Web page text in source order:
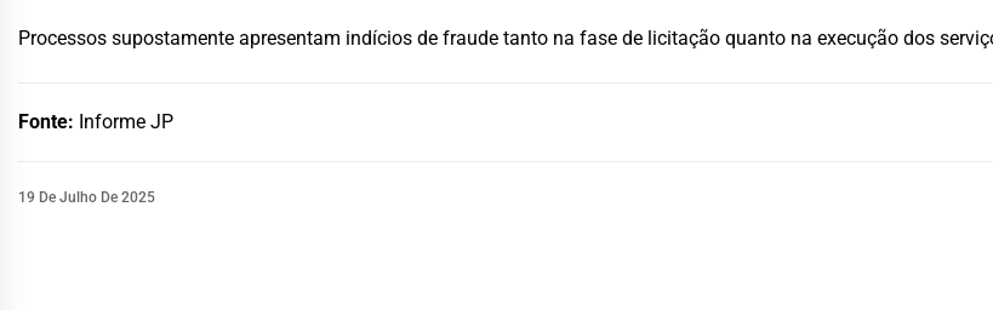
Processos supostamente apresentam indícios de fraude tanto na fase de licitação quanto na execução dos
Fonte: Informe JP
19 De Julho De 2025